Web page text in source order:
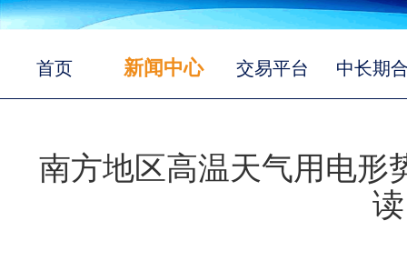
首页 新闻中心 交易平台 中长期
南方地区高温天气用电形
读